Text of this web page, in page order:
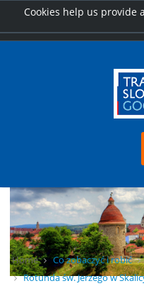
Cookies help us provide
Home Co zobaczyć i robić
Rotunda św. Jerzego w